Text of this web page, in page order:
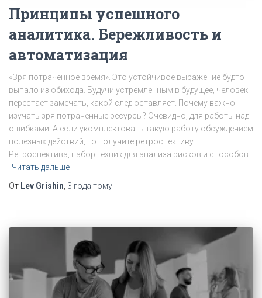
Принципы успешного
аналитика. Бережливость и
автоматизация
«Зря потраченное время». Это устойчивое выражение будто
выпало из обихода. Будучи устремленным в будущее, человек
перестает замечать, какой след оставляет. Почему важно
изучать зря потраченные ресурсы? Очевидно, для работы над
ошибками. А если укомплектовать такую работу обсуждением
полезных действий, то получите ретроспективу.
Ретроспектива, набор техник для анализа рисков и способов
Читать дальше
От Lev Grishin, 3 года тому